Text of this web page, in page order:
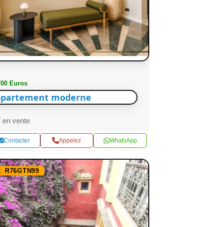
Euros
moderne
en vente
Contacter Appelez WhatsApp
R76GTN99